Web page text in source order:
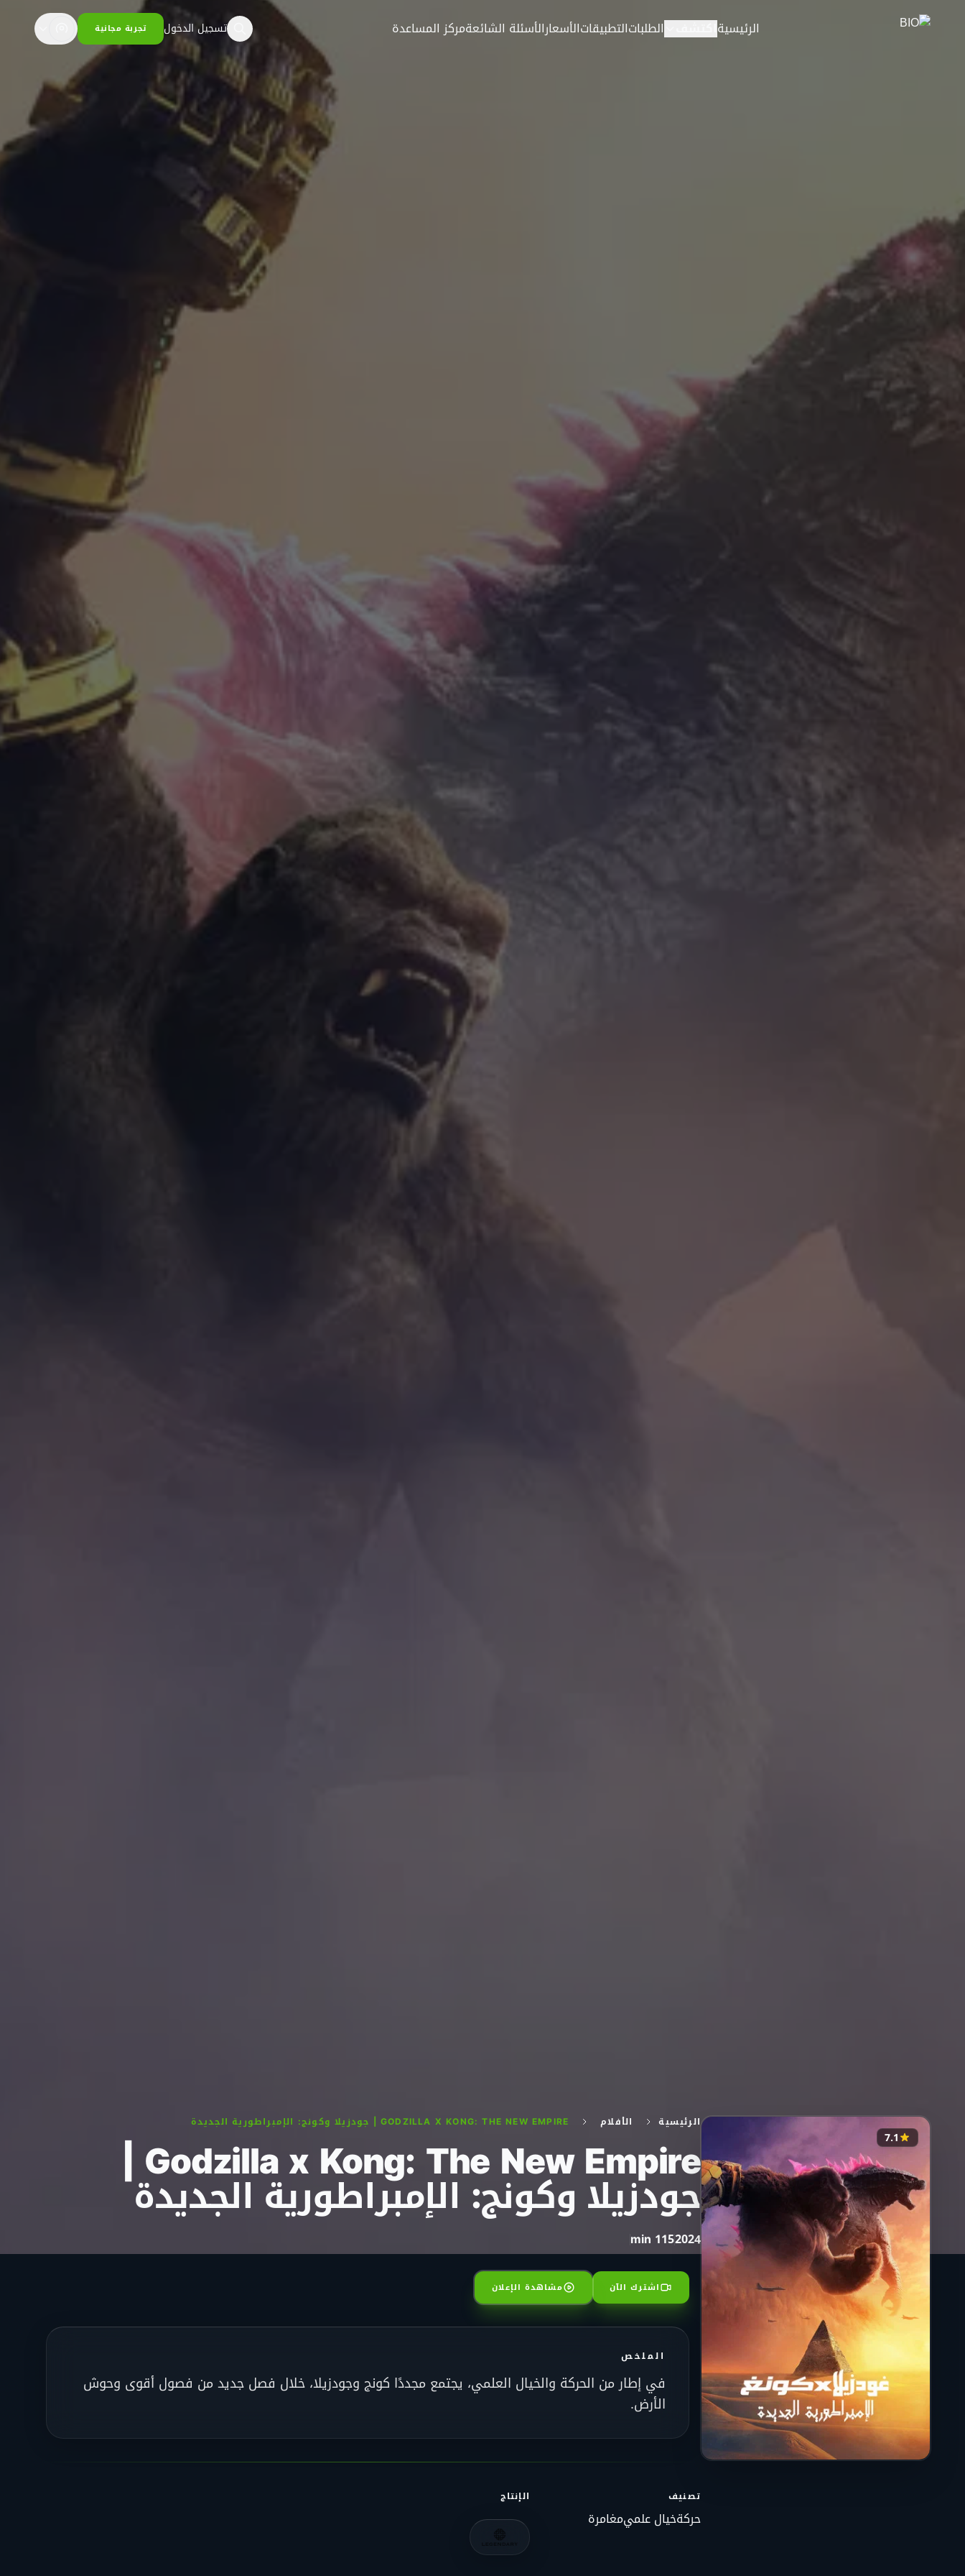
الرئيسية
الطلباتالتطبيقاتالأسعارالأسئلة الشائعةمركز المساعدة تسجيل الدخول تجربة مجانية
7.1
الرئيسية الأفلام GODZILLA X KONG: THE NEW EMPIRE | جودزيلا وكونج: الإمبراطورية الجديدة
Godzilla x Kong: The New Empire |
جودزيلا وكونج: الإمبراطورية الجديدة
2024
115 min
اشترك الآن مشاهدة الإعلان
الملخص
في إطار من الحركة والخيال العلمي، يجتمع مجددًا كونج وجودزيلا، خلال فصل جديد من فصول أقوى وحوش
الأرض.
تصنيف
حركةخيال علميمغامرة
الإنتاج